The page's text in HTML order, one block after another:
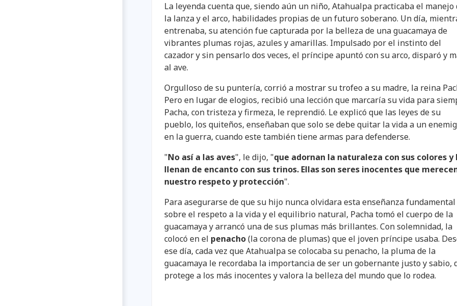
La leyenda cuenta que, siendo aún un niño, Atahualpa practicaba el manejo
la lanza y el arco, habilidades propias de un futuro soberano. Un día,
entrenaba, su atención fue capturada por la belleza de una guacamaya de
vibrantes plumas rojas, azules y amarillas. Impulsado por el instinto del
cazador y sin pensarlo dos veces, el príncipe apuntó con su arco, disparó y
al ave.
Orgulloso de su puntería, corrió a mostrar su trofeo a su madre, la reina
Pero en lugar de elogios, recibió una lección que marcaría su vida para
Pacha, con tristeza y firmeza, le reprendió. Le explicó que las leyes de su
pueblo, los quiteños, enseñaban que solo se debe quitar la vida a un
en la guerra, cuando este también tiene armas para defenderse.
"No así a las aves", le dijo, "que adornan la naturaleza con sus colores y
llenan de encanto con sus trinos. Ellas son seres inocentes que
nuestro respeto y protección".
Para asegurarse de que su hijo nunca olvidara esta enseñanza fundamental
sobre el respeto a la vida y el equilibrio natural, Pacha tomó el cuerpo de la
guacamaya y arrancó una de sus plumas más brillantes. Con solemnidad, la
colocó en el penacho(la corona de plumas) que el joven príncipe usaba.
ese día, cada vez que Atahualpa se colocaba su penacho, la pluma de la
guacamaya le recordaba la importancia de ser un gobernante justo y sabio,
protege a los más inocentes y valora la belleza del mundo que lo rodea.